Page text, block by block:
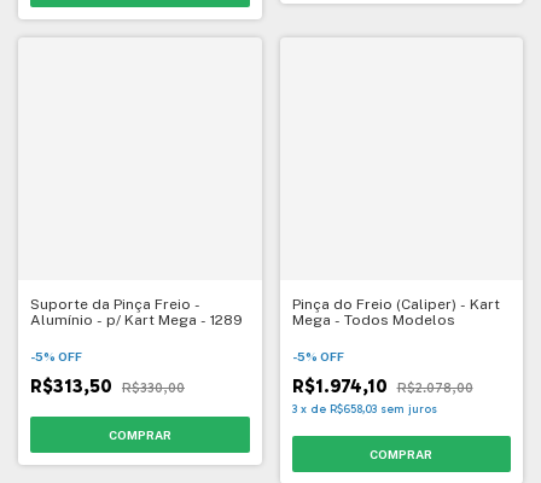
Suporte da Pinça Freio -
Alumínio - p/ Kart Mega - 1289
-5% OFF
R$313,50 R$330,00
Pinça do Freio (Caliper) - Kart
Mega - Todos Modelos
-5% OFF
R$1.974,10 R$2.078,00
3 x de R$658,03 sem juros